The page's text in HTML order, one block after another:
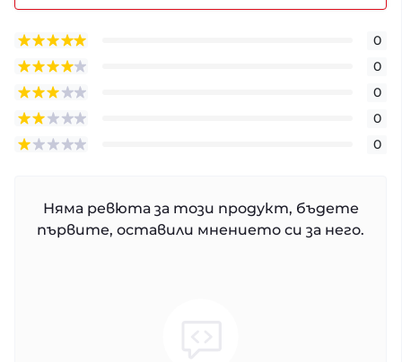
0
0
0
0
0
Няма ревюта за този продукт, бъдете
първите, оставили мнението си за него.